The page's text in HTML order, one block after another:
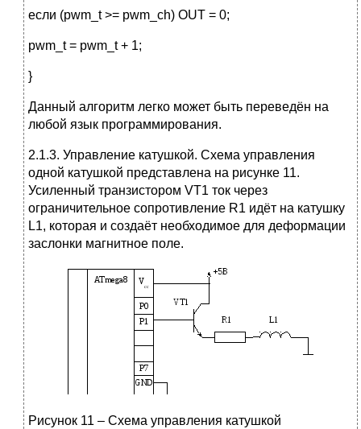
если (pwm_t >= pwm_ch) OUT = 0;
pwm_t = pwm_t + 1;
}
Данный алгоритм легко может быть переведён на
любой язык программирования.
2.1.3. Управление катушкой. Схема управления
одной катушкой представлена на рисунке 11.
Усиленный транзистором VT1 ток через
ограничительное сопротивление R1 идёт на катушку
L1, которая и создаёт необходимое для деформации
заслонки магнитное поле.
Рисунок 11 – Схема управления катушкой